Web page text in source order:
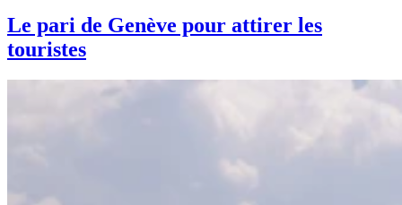
Le pari de Genève pour attirer les
touristes